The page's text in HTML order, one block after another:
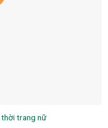
thời trang nữ